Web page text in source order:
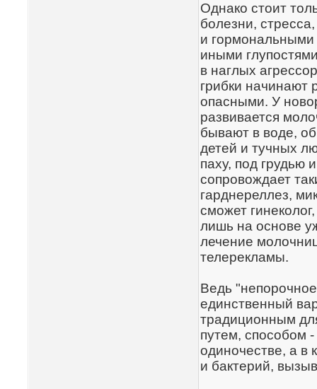
Однако стоит
болезни,
и
иными
в наглых
грибки начинают
опасными. У
развивается
бывают в воде,
детей и тучных
паху, под грудью
сопровождает
гарднереллез,
сможет
лишь на основе
лечение
телерекламы.
Ведь
единственный
традиционным
путем, способом
одиночестве, а в
и бактерий,